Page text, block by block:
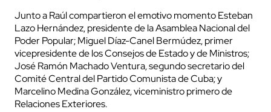
Junto a Raúl compartieron el emotivo momento Esteban
Lazo Hernández, presidente de la Asamblea Nacional del
Poder Popular; Miguel Díaz-Canel Bermúdez, primer
vicepresidente de los Consejos de Estado y de Ministros;
José Ramón Machado Ventura, segundo secretario del
Comité Central del Partido Comunista de Cuba; y
Marcelino Medina González, viceministro primero de
Relaciones Exteriores.